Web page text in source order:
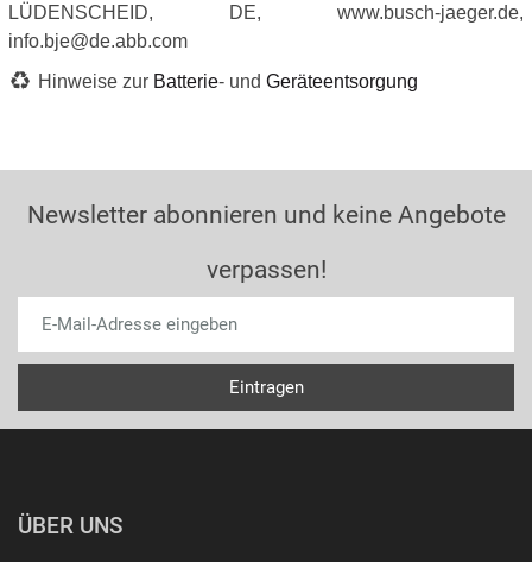
LÜDENSCHEID, DE, www.busch-jaeger.de,
info.bje@de.abb.com
Hinweise zur Batterie- und Geräteentsorgung
Newsletter abonnieren und keine Angebote
verpassen!
ÜBER UNS